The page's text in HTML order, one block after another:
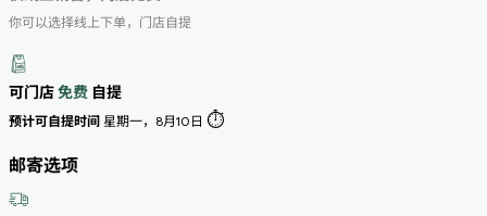
你可以选择线上下单，门店自提
可门店免费 自提
预计可自提时间 星期一，8月10日 ⏱️
邮寄选项